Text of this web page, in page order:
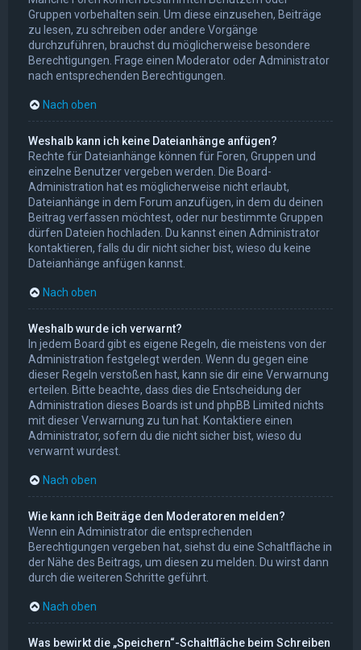
Gruppen vorbehalten sein. Um diese einzusehen, Beiträge
zu lesen, zu schreiben oder andere Vorgänge
durchzuführen, brauchst du möglicherweise besondere
Berechtigungen. Frage einen Moderator oder Administrator
nach entsprechenden Berechtigungen.
Nach oben
Weshalb kann ich keine Dateianhänge anfügen?
Rechte für Dateianhänge können für Foren, Gruppen und
einzelne Benutzer vergeben werden. Die Board-
Administration hat es möglicherweise nicht erlaubt,
Dateianhänge in dem Forum anzufügen, in dem du deinen
Beitrag verfassen möchtest, oder nur bestimmte Gruppen
dürfen Dateien hochladen. Du kannst einen Administrator
kontaktieren, falls du dir nicht sicher bist, wieso du keine
Dateianhänge anfügen kannst.
Nach oben
Weshalb wurde ich verwarnt?
In jedem Board gibt es eigene Regeln, die meistens von der
Administration festgelegt werden. Wenn du gegen eine
dieser Regeln verstoßen hast, kann sie dir eine Verwarnung
erteilen. Bitte beachte, dass dies die Entscheidung der
Administration dieses Boards ist und phpBB Limited nichts
mit dieser Verwarnung zu tun hat. Kontaktiere einen
Administrator, sofern du die nicht sicher bist, wieso du
verwarnt wurdest.
Nach oben
Wie kann ich Beiträge den Moderatoren melden?
Wenn ein Administrator die entsprechenden
Berechtigungen vergeben hat, siehst du eine Schaltfläche in
der Nähe des Beitrags, um diesen zu melden. Du wirst dann
durch die weiteren Schritte geführt.
Nach oben
Was bewirkt die „Speichern“-Schaltfläche beim Schreiben